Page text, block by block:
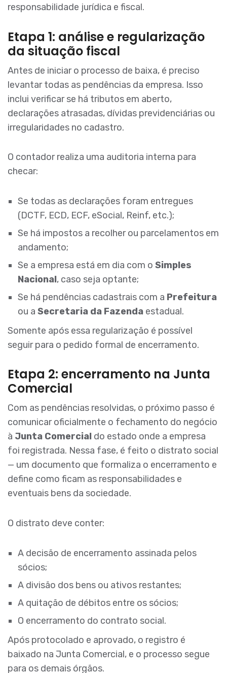
responsabilidade jurídica e fiscal.
Etapa 1: análise e regularização
da situação fiscal
Antes de iniciar o processo de baixa, é preciso
levantar todas as pendências da empresa. Isso
inclui verificar se há tributos em aberto,
declarações atrasadas, dívidas previdenciárias ou
irregularidades no cadastro.
O contador realiza uma auditoria interna para
checar:
Se todas as declarações foram entregues
(DCTF, ECD, ECF, eSocial, Reinf, etc.);
Se há impostos a recolher ou parcelamentos em
andamento;
Se a empresa está em dia com o Simples
Nacional, caso seja optante;
Se há pendências cadastrais com a Prefeitura
ou a Secretaria da Fazenda estadual.
Somente após essa regularização é possível
seguir para o pedido formal de encerramento.
Etapa 2: encerramento na Junta
Comercial
Com as pendências resolvidas, o próximo passo é
comunicar oficialmente o fechamento do negócio
à Junta Comercial do estado onde a empresa
foi registrada. Nessa fase, é feito o distrato social
— um documento que formaliza o encerramento e
define como ficam as responsabilidades e
eventuais bens da sociedade.
O distrato deve conter:
A decisão de encerramento assinada pelos
sócios;
A divisão dos bens ou ativos restantes;
A quitação de débitos entre os sócios;
O encerramento do contrato social.
Após protocolado e aprovado, o registro é
baixado na Junta Comercial, e o processo segue
para os demais órgãos.